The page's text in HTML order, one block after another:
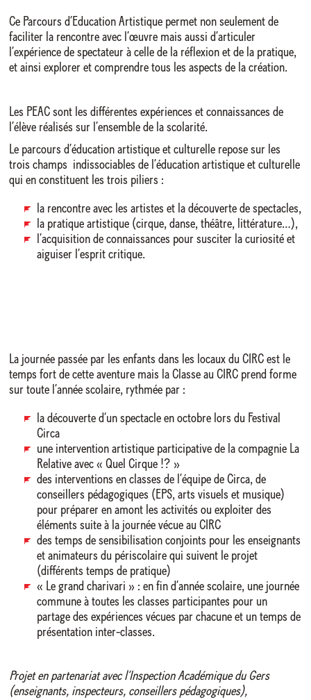
Ce Parcours d’Education Artistique permet non seulement de
faciliter la rencontre avec l’œuvre mais aussi d’articuler
l’expérience de spectateur à celle de la réflexion et de la pratique,
et ainsi explorer et comprendre tous les aspects de la création.
Les PEAC sont les différentes expériences et connaissances de
l’élève réalisés sur l’ensemble de la scolarité.
Le parcours d’éducation artistique et culturelle repose sur les
trois champs indissociables de l’éducation artistique et culturelle
qui en constituent les trois piliers :
la rencontre avec les artistes et la découverte de spectacles,
la pratique artistique (cirque, danse, théâtre, littérature…),
l’acquisition de connaissances pour susciter la curiosité et
aiguiser l’esprit critique.
La journée passée par les enfants dans les locaux du CIRC est le
temps fort de cette aventure mais la Classe au CIRC prend forme
sur toute l’année scolaire, rythmée par :
la découverte d’un spectacle en octobre lors du Festival
Circa
une intervention artistique participative de la compagnie La
Relative avec « Quel Cirque !? »
des interventions en classes de l’équipe de Circa, de
conseillers pédagogiques (EPS, arts visuels et musique)
pour préparer en amont les activités ou exploiter des
éléments suite à la journée vécue au CIRC
des temps de sensibilisation conjoints pour les enseignants
et animateurs du périscolaire qui suivent le projet
(différents temps de pratique)
« Le grand charivari » : en fin d’année scolaire, une journée
commune à toutes les classes participantes pour un
partage des expériences vécues par chacune et un temps de
présentation inter-classes.
Projet en partenariat avec l’Inspection Académique du Gers
(enseignants, inspecteurs, conseillers pédagogiques),